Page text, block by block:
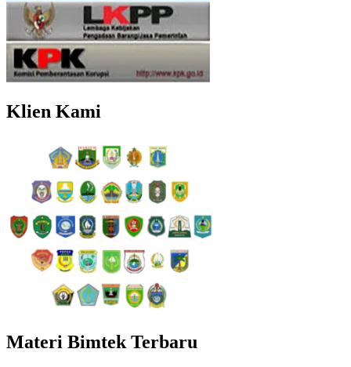
Klien Kami
Materi Bimtek Terbaru